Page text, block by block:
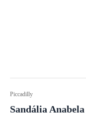
Piccadilly
Sandália